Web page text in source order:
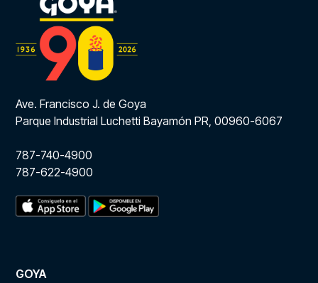
Ave. Francisco J. de Goya
Parque Industrial Luchetti Bayamón PR, 00960-6067
787-740-4900
787-622-4900
GOYA